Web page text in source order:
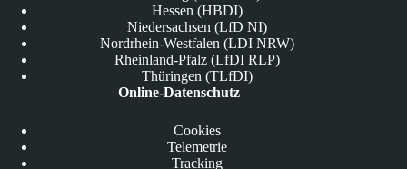
Hessen (HBDI)
Niedersachsen (LfD NI)
Nordrhein-Westfalen (LDI NRW)
Rheinland-Pfalz (LfDI RLP)
Thüringen (TLfDI)
Online-Datenschutz
Cookies
Telemetrie
Tracking